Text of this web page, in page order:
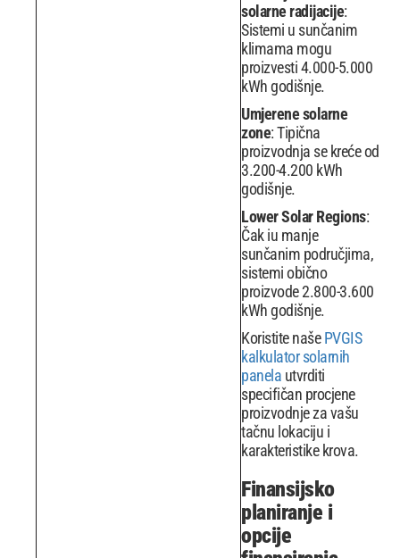
solarne radijacije:
Sistemi u sunčanim
klimama mogu
proizvesti 4.000-5.000
kWh godišnje.
Umjerene solarne
zone: Tipična
proizvodnja se kreće od
3.200-4.200 kWh
godišnje.
Lower Solar Regions:
Čak iu manje
sunčanim područjima,
sistemi obično
proizvode 2.800-3.600
kWh godišnje.
Koristite našePVGIS
kalkulator solarnih
panela utvrditi
specifičan procjene
proizvodnje za vašu
tačnu lokaciju i
karakteristike krova.
Finansijsko
planiranje i
opcije